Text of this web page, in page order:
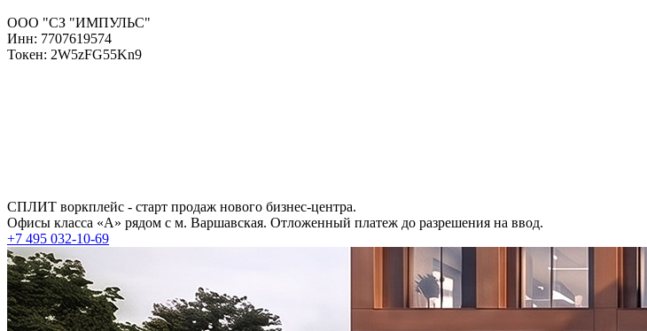
ООО "СЗ "ИМПУЛЬС"
Инн: 7707619574
Токен: 2W5zFG55Kn9
СПЛИТ воркплейс - старт продаж нового бизнес-центра.
Офисы класса «А» рядом с м. Варшавская. Отложенный платеж до разрешения на ввод.
+7 495 032-10-69